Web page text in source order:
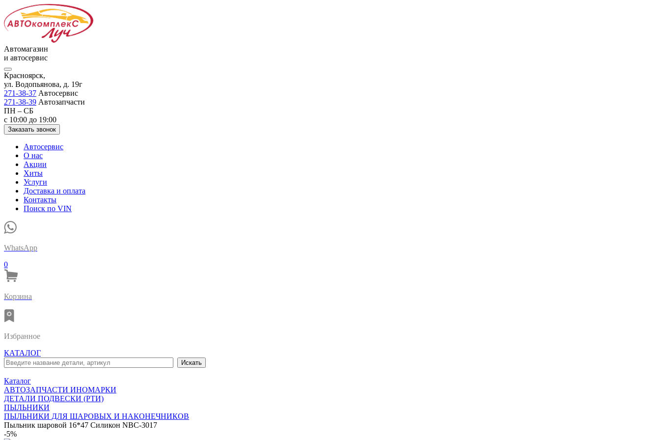
Автомагазин
и автосервис
Красноярск,
ул. Водопьянова, д. 19г
271-38-37 Автосервис
271-38-39 Автозапчасти
ПН – СБ
с 10:00 до 19:00
Заказать звонок
Автосервис
О нас
Акции
Хиты
Услуги
Доставка и оплата
Контакты
Поиск по VIN
WhatsApp
0
Корзина
Избранное
КАТАЛОГ
Каталог
АВТОЗАПЧАСТИ ИНОМАРКИ
ДЕТАЛИ ПОДВЕСКИ (РТИ)
ПЫЛЬНИКИ
ПЫЛЬНИКИ ДЛЯ ШАРОВЫХ И НАКОНЕЧНИКОВ
Пыльник шаровой 16*47 Силикон NBC-3017
-5%